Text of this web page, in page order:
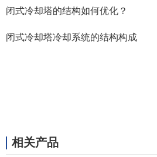
闭式冷却塔的结构如何优化？
闭式冷却塔冷却系统的结构构成
相关产品